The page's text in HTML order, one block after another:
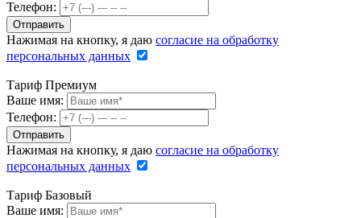
Телефон:
Нажимая на кнопку, я даю согласие на обработку
персональных данных
Тариф Премиум
Ваше имя:
Телефон:
Нажимая на кнопку, я даю согласие на обработку
персональных данных
Тариф Базовый
Ваше имя: